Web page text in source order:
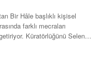
Bir Hâle başlıklı kişisel
farklı mecraları
Küratörlüğünü Selen…